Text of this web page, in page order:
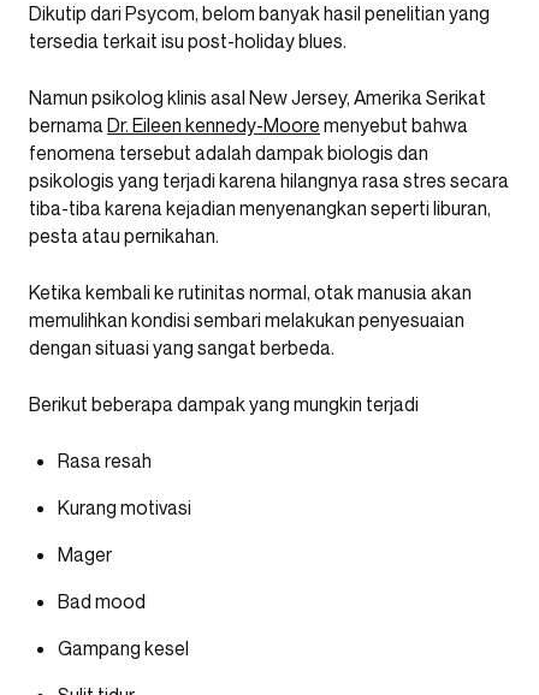
Dikutip dari Psycom, belom banyak hasil penelitian yang
tersedia terkait isu post-holiday blues.
Namun psikolog klinis asal New Jersey, Amerika Serikat
bernamaDr. Eileen kennedy-Moore menyebut bahwa
fenomena tersebut adalah dampak biologis dan
psikologis yang terjadi karena hilangnya rasa stres secara
tiba-tiba karena kejadian menyenangkan seperti liburan,
pesta atau pernikahan.
Ketika kembali ke rutinitas normal, otak manusia akan
memulihkan kondisi sembari melakukan penyesuaian
dengan situasi yang sangat berbeda.
Berikut beberapa dampak yang mungkin terjadi
Rasa resah
Kurang motivasi
Mager
Bad mood
Gampang kesel